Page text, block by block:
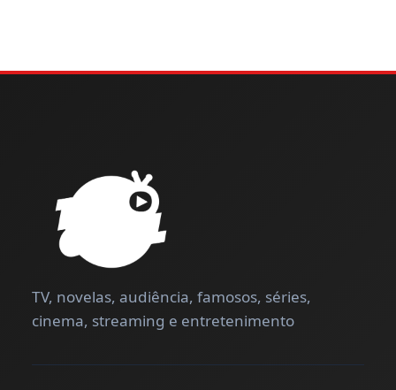
TV, novelas, audiência, famosos, séries,
cinema, streaming e entretenimento